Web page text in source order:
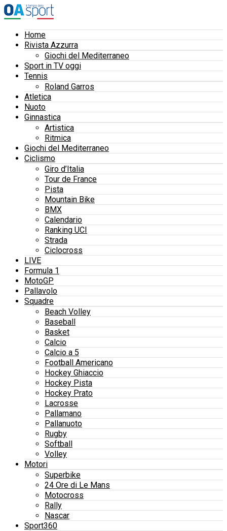
Home
Rivista Azzurra
Giochi del Mediterraneo
Sport in TV oggi
Tennis
Roland Garros
Atletica
Nuoto
Ginnastica
Artistica
Ritmica
Giochi del Mediterraneo
Ciclismo
Giro d’Italia
Tour de France
Pista
Mountain Bike
BMX
Calendario
Ranking UCI
Strada
Ciclocross
LIVE
Formula 1
MotoGP
Pallavolo
Squadre
Beach Volley
Baseball
Basket
Calcio
Calcio a 5
Football Americano
Hockey Ghiaccio
Hockey Pista
Hockey Prato
Lacrosse
Pallamano
Pallanuoto
Rugby
Softball
Volley
Motori
Superbike
24 Ore di Le Mans
Motocross
Rally
Nascar
Sport360